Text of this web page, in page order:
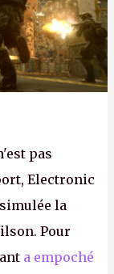
pas
Electronic
la
Pour
a empoché